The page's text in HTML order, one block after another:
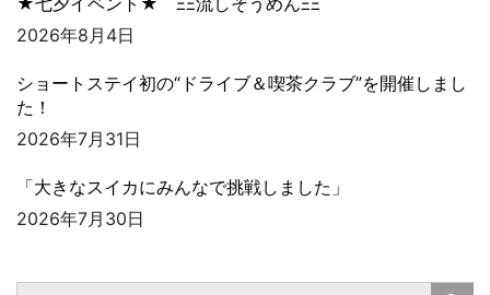
2026年8月4日
ショートステイ初の“ドライブ＆喫茶クラブ”を開催しまし
た！
2026年7月31日
「大きなスイカにみんなで挑戦しました」
2026年7月30日